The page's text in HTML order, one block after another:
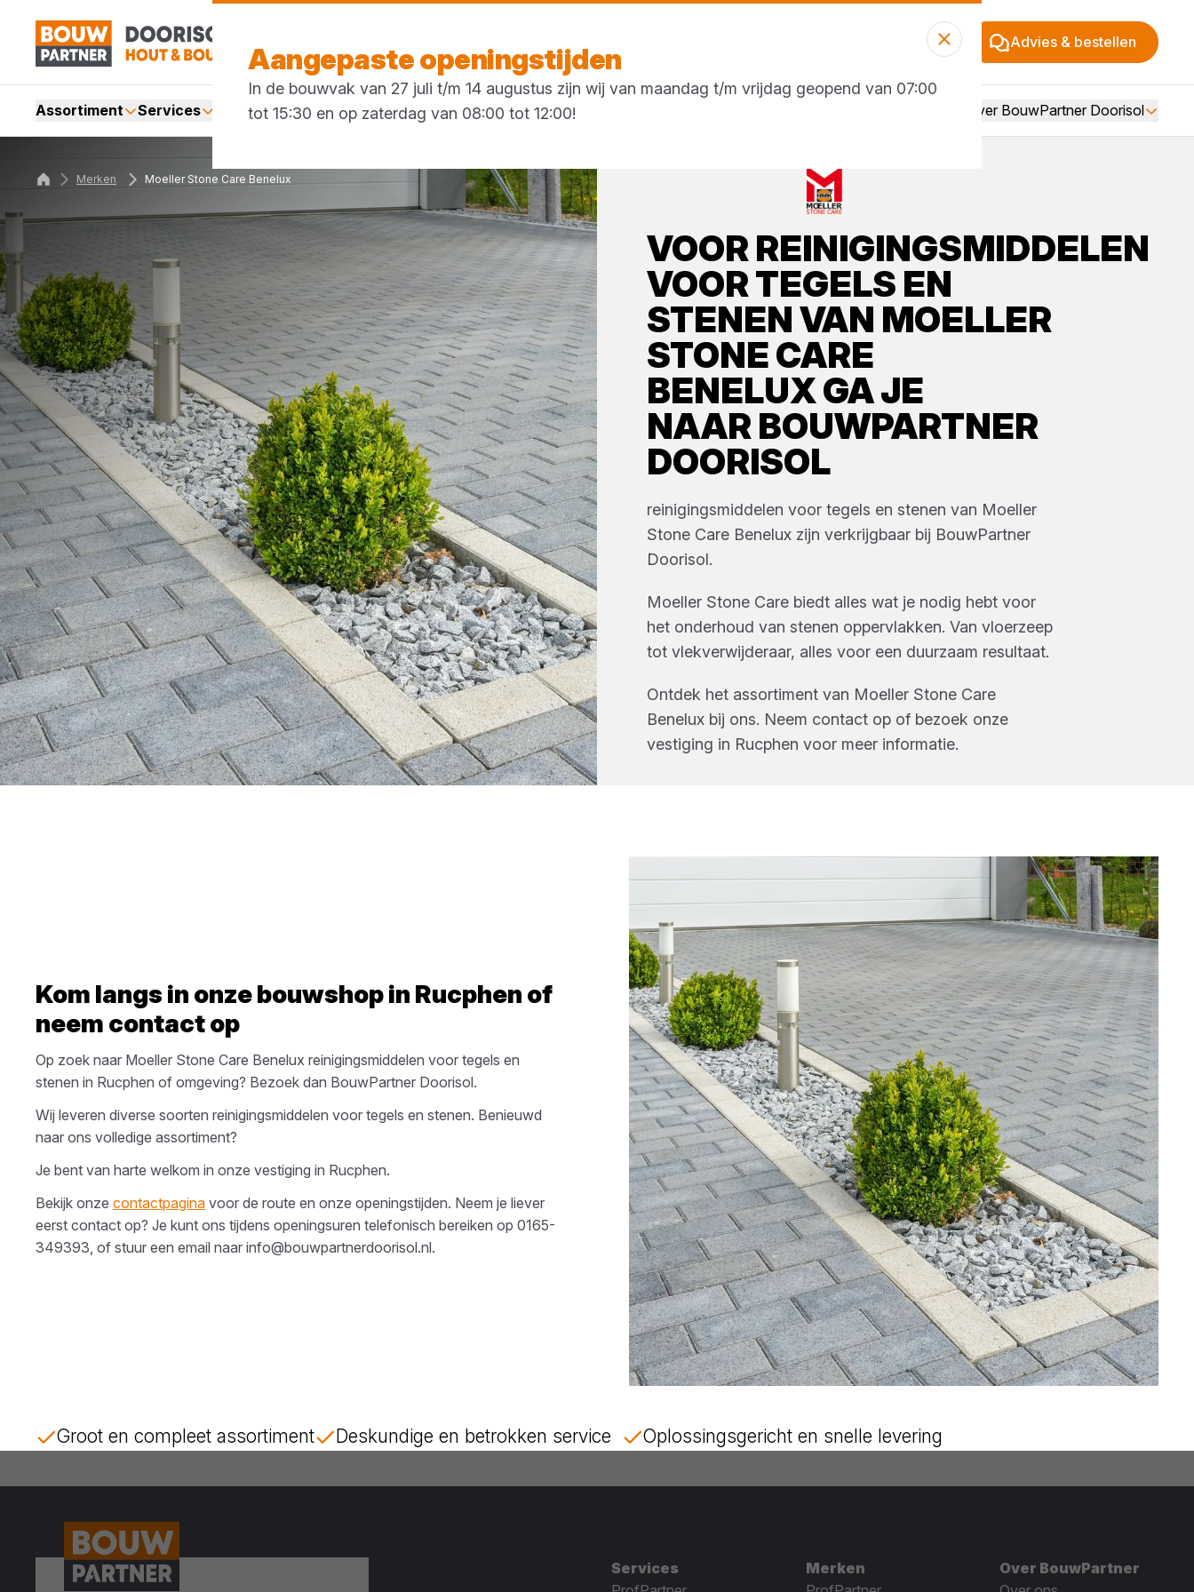
Advies & bestellen
Assortiment Services Merken Acties Blogs Over BouwPartner Doorisol
VOORREINIGINGSMIDDELEN
VOOR TEGELS EN
STENENVAN MOELLER
STONE CARE
BENELUXGA JE
NAARBOUWPARTNER
DOORISOL
reinigingsmiddelen voor tegels en stenen van Moeller
Stone Care Benelux zijn verkrijgbaar bij BouwPartner
Doorisol.
Moeller Stone Care biedt alles wat je nodig hebt voor
het onderhoud van stenen oppervlakken. Van vloerzeep
tot vlekverwijderaar, alles voor een duurzaam resultaat.
Ontdek het assortiment van Moeller Stone Care
Benelux bij ons. Neem contact op of bezoek onze
vestiging in Rucphen voor meer informatie.
Merken Moeller Stone Care Benelux
Kom langs in onze bouwshop in Rucphen of
neem contact op
Op zoek naar Moeller Stone Care Benelux reinigingsmiddelen voor tegels en
stenen in Rucphen of omgeving? Bezoek dan BouwPartner Doorisol.
Wij leveren diverse soorten reinigingsmiddelen voor tegels en stenen. Benieuwd
naar ons volledige assortiment?
Je bent van harte welkom in onze vestiging in Rucphen.
Bekijk onze contactpagina voor de route en onze openingstijden. Neem je liever
eerst contact op? Je kunt ons tijdens openingsuren telefonisch bereiken op 0165-
349393, of stuur een email naar info@bouwpartnerdoorisol.nl.
Groot en compleet assortiment Deskundige en betrokken service Oplossingsgericht en snelle levering
Aangepaste openingstijden
In de bouwvak van 27 juli t/m 14 augustus zijn wij van maandag t/m vrijdag geopend van 07:00
tot 15:30 en op zaterdag van 08:00 tot 12:00!
Services
Merken
Over BouwPartner